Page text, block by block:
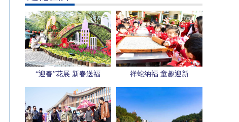
“迎春”花展 新春送福 祥蛇纳福 童趣迎新